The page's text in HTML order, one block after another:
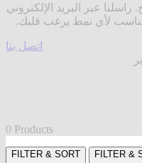
عبر البريد الإلكتروني
لأي نمط يرغب قلبك.
اتصل بنا
0 Products
FILTER & SORT FILTER &